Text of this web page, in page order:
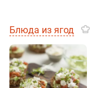
Блюда из ягод